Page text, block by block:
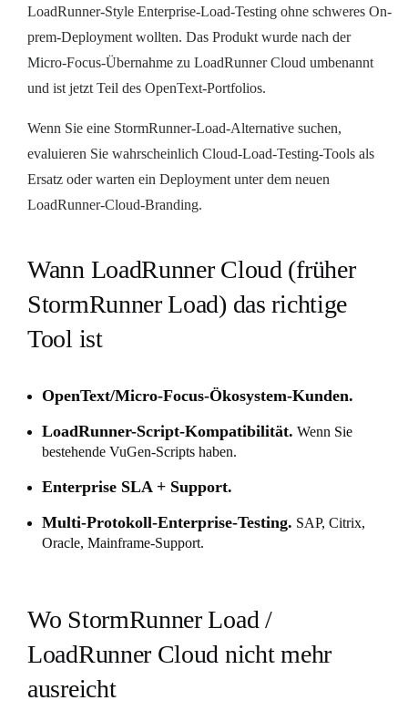
LoadRunner-Style Enterprise-Load-Testing ohne schweres On-
prem-Deployment wollten. Das Produkt wurde nach der
Micro-Focus-Übernahme zu LoadRunner Cloud umbenannt
und ist jetzt Teil des OpenText-Portfolios.
Wenn Sie eine StormRunner-Load-Alternative suchen,
evaluieren Sie wahrscheinlich Cloud-Load-Testing-Tools als
Ersatz oder warten ein Deployment unter dem neuen
LoadRunner-Cloud-Branding.
Wann LoadRunner Cloud (früher
StormRunner Load) das richtige
Tool ist
OpenText/Micro-Focus-Ökosystem-Kunden.
LoadRunner-Script-Kompatibilität. Wenn Sie
bestehende VuGen-Scripts haben.
Enterprise SLA + Support.
Multi-Protokoll-Enterprise-Testing. SAP, Citrix,
Oracle, Mainframe-Support.
Wo StormRunner Load /
LoadRunner Cloud nicht mehr
ausreicht